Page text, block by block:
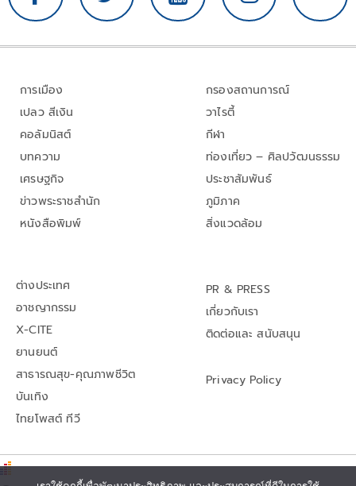
การเมือง
เปลว สีเงิน
คอลัมนิสต์
บทความ
เศรษฐกิจ
ข่าวพระราชสำนัก
หนังสือพิมพ์
กรองสถานการณ์
วาไรตี้
กีฬา
ท่องเที่ยว – ศิลปวัฒนธรรม
ประชาสัมพันธ์
ภูมิภาค
สิ่งแวดล้อม
ต่างประเทศ
อาชญากรรม
X-CITE
ยานยนต์
สาธารณสุข-คุณภาพชีวิต
บันเทิง
ไทยโพสต์ ทีวี
PR & PRESS
เกี่ยวกับเรา
ติดต่อและ สนับสนุน
Privacy Policy